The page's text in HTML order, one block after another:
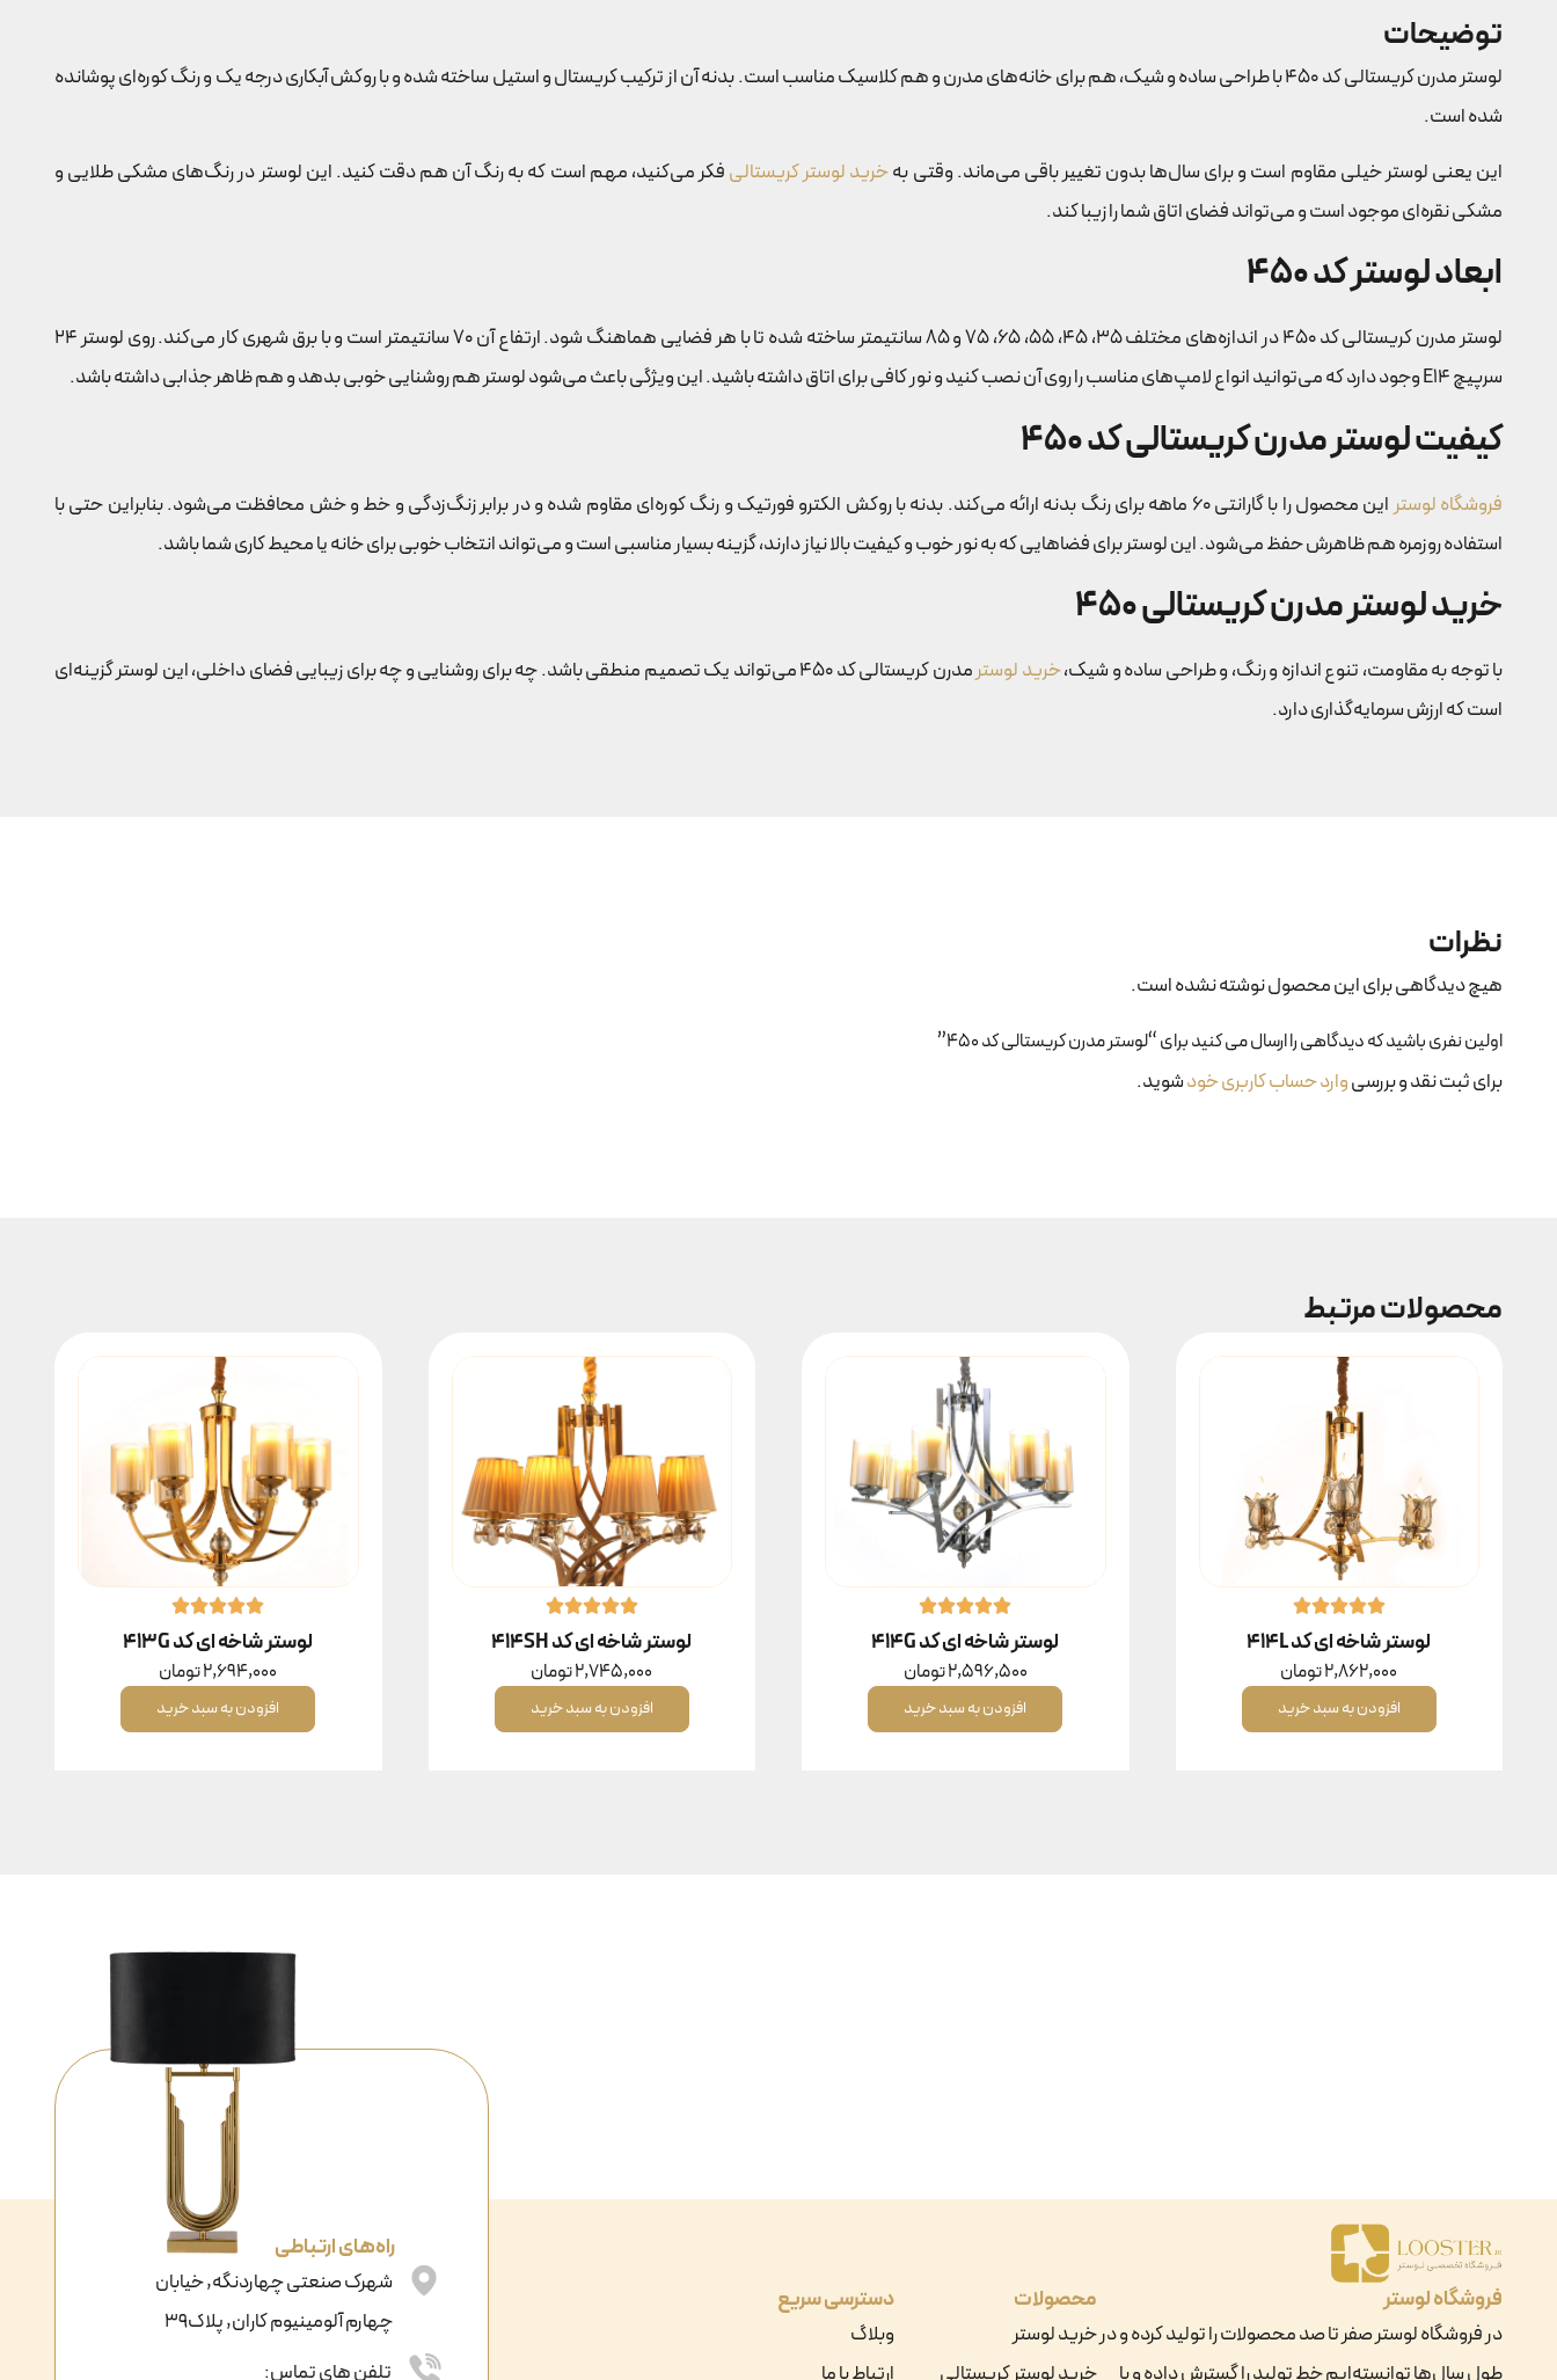
توضیحات
لوستر مدرن کریستالی کد 450 با طراحی ساده و شیک، هم برای خانه‌های مدرن و هم کلاسیک مناسب است. بدنه آن از ترکیب کریستال و استیل ساخته شده و با روکش آبکاری درجه یک و رنگ کوره‌ای پوشانده
شده است.
این یعنی لوستر خیلی مقاوم است و برای سال‌ها بدون تغییر باقی می‌ماند. وقتی بهخرید لوستر کریستالیفکر می‌کنید، مهم است که به رنگ آن هم دقت کنید. این لوستر در رنگ‌های مشکی طلایی و
مشکی نقره‌ای موجود است و می‌تواند فضای اتاق شما را زیبا کند.
ابعاد لوستر کد 450
لوستر مدرن کریستالی کد 450 در اندازه‌های مختلف 35، 45، 55، 65، 75 و 85 سانتیمتر ساخته شده تا با هر فضایی هماهنگ شود. ارتفاع آن 70 سانتیمتر است و با برق شهری کار می‌کند. روی لوستر 24
سرپیچ E14 وجود دارد که می‌توانید انواع لامپ‌های مناسب را روی آن نصب کنید و نور کافی برای اتاق داشته باشید. این ویژگی باعث می‌شود لوستر هم روشنایی خوبی بدهد و هم ظاهر جذابی داشته باشد.
کیفیت لوستر مدرن کریستالی کد 450
فروشگاه لوستر
این محصول را با گارانتی 60 ماهه برای رنگ بدنه ارائه می‌کند. بدنه با روکش الکترو فورتیک و رنگ کوره‌ای مقاوم شده و در برابر زنگ‌زدگی و خط و خش محافظت می‌شود. بنابراین حتی با
استفاده روزمره هم ظاهرش حفظ می‌شود. این لوستر برای فضاهایی که به نور خوب و کیفیت بالا نیاز دارند، گزینه بسیار مناسبی است و می‌تواند انتخاب خوبی برای خانه یا محیط کاری شما باشد.
خرید لوستر مدرن کریستالی 450
با توجه به مقاومت، تنوع اندازه و رنگ، و طراحی ساده و شیک،خرید لوستر
مدرن کریستالی کد 450 می‌تواند یک تصمیم منطقی باشد. چه برای روشنایی و چه برای زیبایی فضای داخلی، این لوستر گزینه‌ای
است که ارزش سرمایه‌گذاری دارد.
نظرات
هیچ دیدگاهی برای این محصول نوشته نشده است.
اولین نفری باشید که دیدگاهی را ارسال می کنید برای “لوستر مدرن کریستالی کد ۴۵۰”
برای ثبت نقد و بررسیوارد حساب کاربری خودشوید.
محصولات مرتبط
لوستر شاخه ای کد 414L
2,862,000تومان
افزودن به سبد خرید
لوستر شاخه ای کد 414G
2,596,500تومان
افزودن به سبد خرید
لوستر شاخه ای کد 414SH
2,745,000تومان
افزودن به سبد خرید
لوستر شاخه ای کد 413G
2,694,000تومان
افزودن به سبد خرید
فروشگاه لوستر
در فروشگاه لوستر صفر تا صد محصولات را تولید کرده و در
محصولات
خرید لوستر
دسترسی سریع
وبلاگ
راه‌های ارتباطی
شهرک صنعتی چهاردنگه, خیابان
چهارم آلومینیوم کاران, پلاک39
تلفن های تماس: